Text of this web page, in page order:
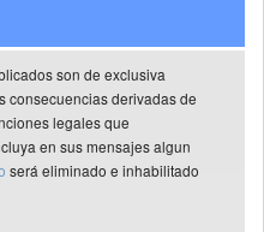
son de exclusiva
consecuencias derivadas de
legales que
en sus mensajes algun
será eliminado e inhabilitado